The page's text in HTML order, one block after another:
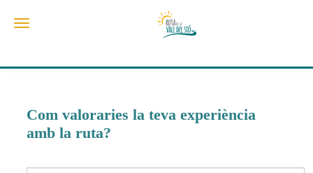
Toggle navigation
Com valoraries la teva experiència
amb la ruta?